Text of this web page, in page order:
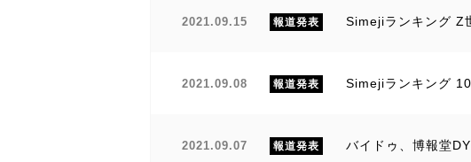
2021.09.15 報道発表 Simejiランキング Z
2021.09.08 報道発表 Simejiランキング
2021.09.07 報道発表
バイドゥ、博報堂